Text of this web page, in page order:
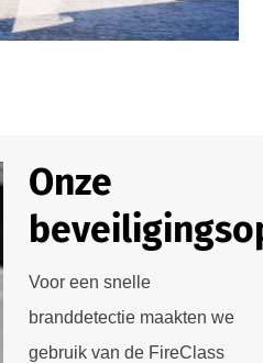
Onze
Voor een snelle
branddetectie maakten we
gebruik van de FireClass